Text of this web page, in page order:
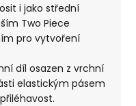
i jako střední
Two Piece
pro vytvoření
díl osazen z vrchní
elastickým pásem